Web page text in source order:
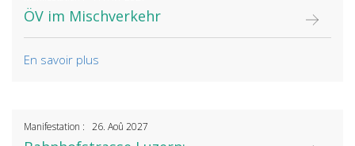
ÖV im Mischverkehr
En savoir plus
Manifestation : 26. Aoû 2027